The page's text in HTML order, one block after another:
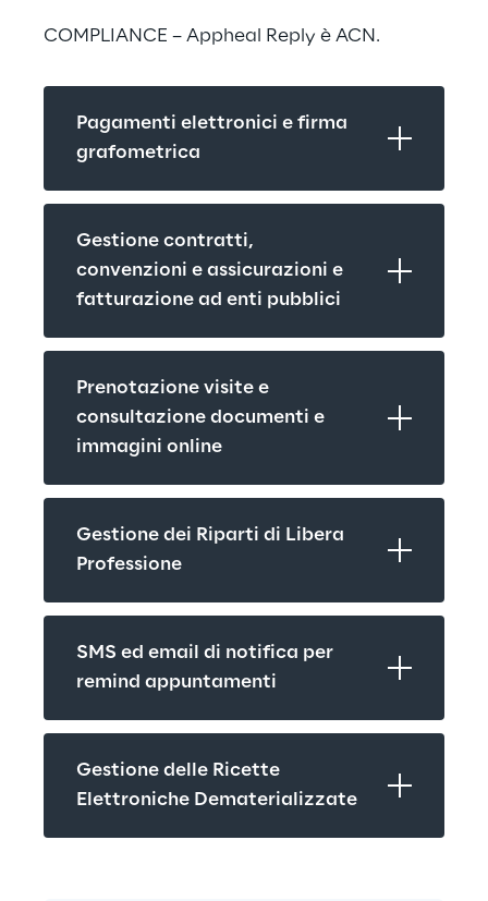
COMPLIANCE – Appheal Reply è ACN.
Pagamenti elettronici e firma
grafometrica
Gestione contratti,
convenzioni e assicurazioni e
fatturazione ad enti pubblici
Prenotazione visite e
consultazione documenti e
immagini online
Gestione dei Riparti di Libera
Professione
SMS ed email di notifica per
remind appuntamenti
Gestione delle Ricette
Elettroniche Dematerializzate